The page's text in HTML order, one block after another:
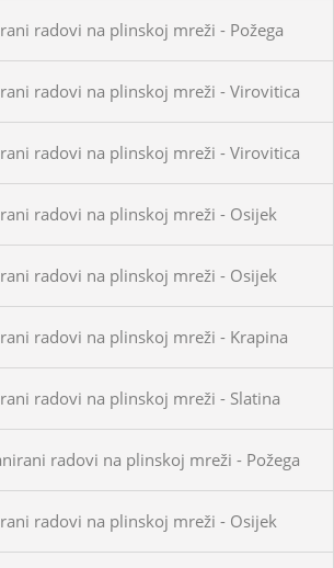
radovi na plinskoj mreži - Požega
radovi na plinskoj mreži - Virovitica
radovi na plinskoj mreži - Virovitica
radovi na plinskoj mreži - Osijek
radovi na plinskoj mreži - Osijek
radovi na plinskoj mreži - Krapina
radovi na plinskoj mreži - Slatina
radovi na plinskoj mreži - Požega
radovi na plinskoj mreži - Osijek